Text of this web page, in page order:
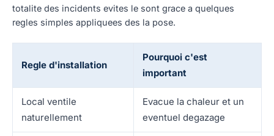
totalite des incidents evites le sont grace a quelques
regles simples appliquees des la pose.
Regle d'installation
Pourquoi c'est
important
Local ventile
naturellement
Evacue la chaleur et un
eventuel degazage